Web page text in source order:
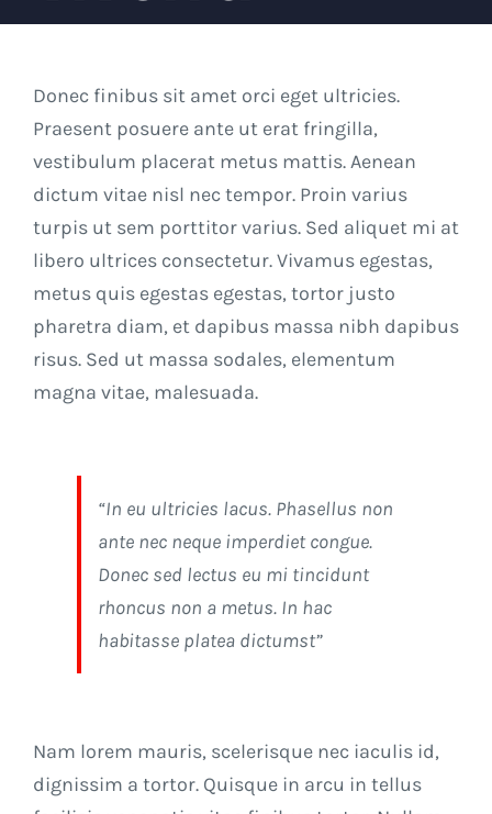
Donec finibus sit amet orci eget ultricies.
Praesent posuere ante ut erat fringilla,
vestibulum placerat metus mattis. Aenean
dictum vitae nisl nec tempor. Proin varius
turpis ut sem porttitor varius. Sed aliquet mi at
libero ultrices consectetur. Vivamus egestas,
metus quis egestas egestas, tortor justo
pharetra diam, et dapibus massa nibh dapibus
risus. Sed ut massa sodales, elementum
magna vitae, malesuada.
“In eu ultricies lacus. Phasellus non
ante nec neque imperdiet congue.
Donec sed lectus eu mi tincidunt
rhoncus non a metus. In hac
habitasse platea dictumst”
Nam lorem mauris, scelerisque nec iaculis id,
dignissim a tortor. Quisque in arcu in tellus